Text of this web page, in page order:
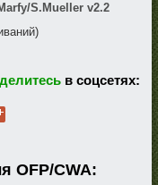
S.Mueller v2.2
в соцсетях:
OFP/CWA: